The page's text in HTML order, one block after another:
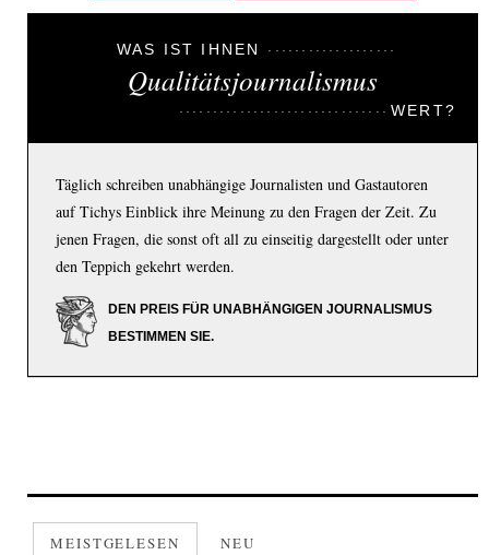
WAS IST IHNEN
Qualitätsjournalismus
WERT?
Täglich schreiben unabhängige Journalisten und Gastautoren
auf Tichys Einblick ihre Meinung zu den Fragen der Zeit. Zu
jenen Fragen, die sonst oft all zu einseitig dargestellt oder unter
den Teppich gekehrt werden.
DEN PREIS FÜR UNABHÄNGIGEN JOURNALISMUS
BESTIMMEN SIE.
MEISTGELESEN NEU